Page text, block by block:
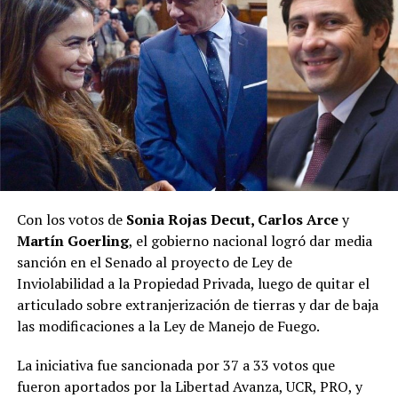
“Claramente, creo yo que el espacio que está
interpretando las necesidades de la gente es el que
conduce el gobernador Hugo Passalacqua”, contestó el
legislador.
“Hoy, la política misionera se transformó, ve otras
cosas. Y aquel espacio político, que fue muy importante
en la política misionera, perdió la capacidad de
interpretar lo que la sociedad estaba demandando, y hay
Pastori sostuvo que “la Renovación caducó de un día
para el otro” y que Encuentro Misionero, el sello con el
que Rovira reemplazó al Partido de la Concordia Social,
“duró dos meses”; y que “en esa obligación de volver a
generar una política buena, que interprete a la gente y
que Viene, que busca la reelección del gobernador
Con los votos de Sonia Rojas Decut, Carlos Arcey
Martín Goerling, el gobierno nacional logró dar media
sanción en el Senado al proyecto de Ley de
Inviolabilidad a la Propiedad Privada, luego de quitar el
articulado sobre extranjerización de tierras y dar de baja
las modificaciones a la Ley de Manejo de Fuego.
La iniciativa fue sancionada por 37 a 33 votos que
fueron aportados por la Libertad Avanza, UCR, PRO, y